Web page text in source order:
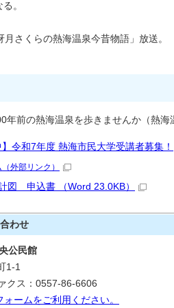
。
さくらの熱海温泉今昔物語」放送。
前の熱海温泉を歩きませんか（熱海
令和7年度 熱海市民大学受講者募集！
（外部リンク）
図 申込書 （Word 23.0KB）
わせ
公民館
1-1
クス：0557-86-6606
ームをご利用ください。